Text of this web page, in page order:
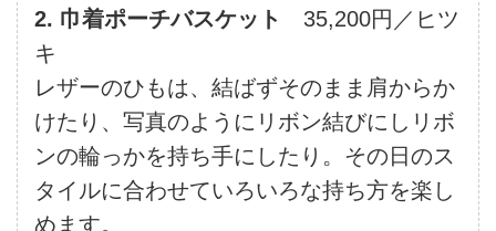
2. 巾着ポーチバスケット
35,200円／ヒツ
キ
レザーのひもは、結ばずそのまま肩からか
けたり、写真のようにリボン結びにしリボ
ンの輪っかを持ち手にしたり。その日のス
タイルに合わせていろいろな持ち方を楽し
めます。